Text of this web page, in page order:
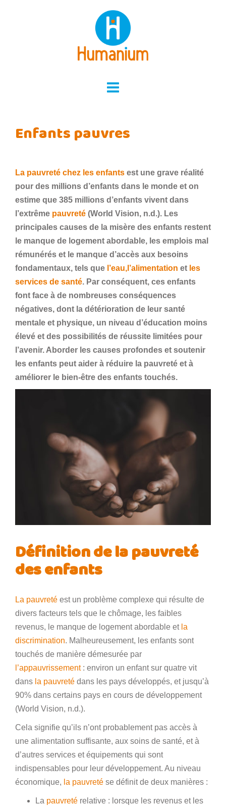
Enfants pauvres
La pauvreté chez les enfants est une grave réalité
pour des millions d’enfants dans le monde et on
estime que 385 millions d’enfants vivent dans
l’extrême pauvreté (World Vision, n.d.). Les
principales causes de la misère des enfants restent
le manque de logement abordable, les emplois mal
rémunérés et le manque d’accès aux besoins
fondamentaux, tels que l’eau, l’alimentation et les
services de santé. Par conséquent, ces enfants
font face à de nombreuses conséquences
négatives, dont la détérioration de leur santé
mentale et physique, un niveau d’éducation moins
élevé et des possibilités de réussite limitées pour
l’avenir. Aborder les causes profondes et soutenir
les enfants peut aider à réduire la pauvreté et à
améliorer le bien-être des enfants touchés.
Définition de la pauvreté
des enfants
La pauvreté est un problème complexe qui résulte de
divers facteurs tels que le chômage, les faibles
revenus, le manque de logement abordable et la
discrimination. Malheureusement, les enfants sont
touchés de manière démesurée par
l’appauvrissement: environ un enfant sur quatre vit
dans la pauvreté dans les pays développés, et jusqu’à
90% dans certains pays en cours de développement
(World Vision, n.d.).
Cela signifie qu’ils n’ont probablement pas accès à
une alimentation suffisante, aux soins de santé, et à
d’autres services et équipements qui sont
indispensables pour leur développement. Au niveau
économique, la pauvreté se définit de deux manières :
La pauvreté relative : lorsque les revenus et les